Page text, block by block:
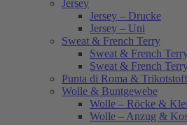
Jersey
Jersey – Drucke
Jersey – Uni
Sweat & French Terry
Sweat & French
Sweat & French
Punta di Roma &
Wolle & Buntgewebe
Wolle – Röcke &
Wolle – Anzug &